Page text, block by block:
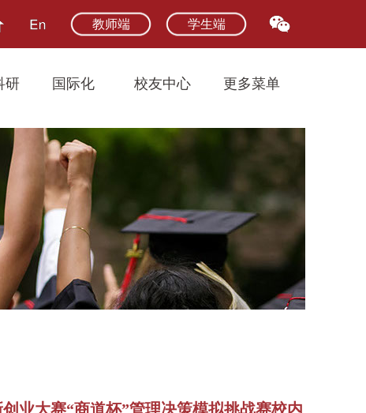
教师端 学生端
研 国际化 校友中心 更多菜单
业大赛“商道杯”管理决策模拟挑战赛校内